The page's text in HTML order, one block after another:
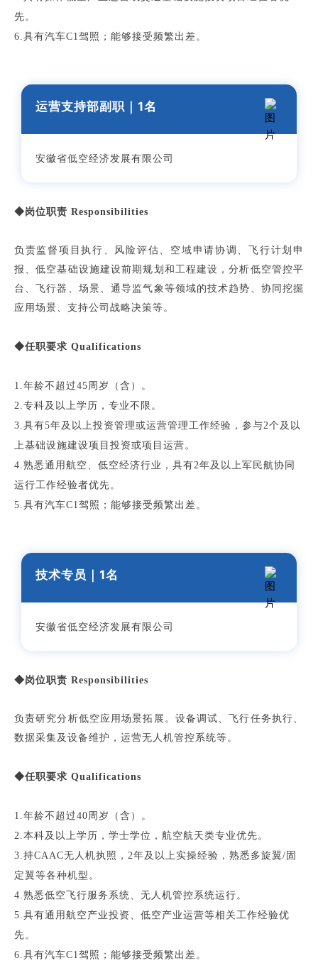
先。
6.具有汽车C1驾照；能够接受频繁出差。
运营支持部副职｜ 1名
安徽省低空经济发展有限公司
◆岗位职责 Responsibilities
负责监督项目执行、风险评估、空域申请协调、飞行计划申
报、低空基础设施建设前期规划和工程建设，分析低空管控平
台、飞行器、场景、通导监气象等领域的技术趋势、协同挖掘
应用场景、支持公司战略决策等。
◆任职要求 Qualifications
1.年龄不超过45周岁（含）。
2.专科及以上学历，专业不限。
3.具有5年及以上投资管理或运营管理工作经验，参与2个及以
上基础设施建设项目投资或项目运营。
4.熟悉通用航空、低空经济行业，具有2年及以上军民航协同
运行工作经验者优先。
5.具有汽车C1驾照；能够接受频繁出差。
技术专员｜ 1名
安徽省低空经济发展有限公司
◆岗位职责 Responsibilities
负责研究分析低空应用场景拓展。设备调试、飞行任务执行、
数据采集及设备维护，运营无人机管控系统等。
◆任职要求 Qualifications
1.年龄不超过40周岁（含）。
2.本科及以上学历，学士学位，航空航天类专业优先。
3.持CAAC无人机执照，2年及以上实操经验，熟悉多旋翼/固
定翼等各种机型。
4.熟悉低空飞行服务系统、无人机管控系统运行。
5.具有通用航空产业投资、低空产业运营等相关工作经验优
先。
6.具有汽车C1驾照；能够接受频繁出差。